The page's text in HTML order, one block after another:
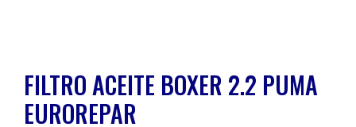
FILTRO ACEITE BOXER 2.2 PUMA
EUROREPAR